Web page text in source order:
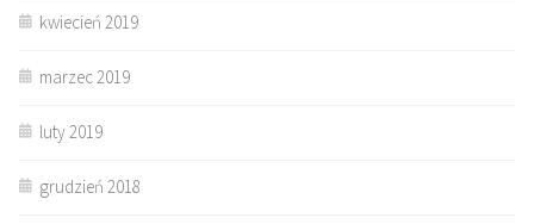
kwiecień 2019
marzec 2019
luty 2019
grudzień 2018